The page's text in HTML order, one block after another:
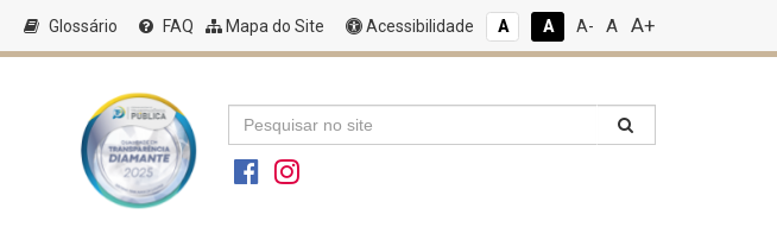
Glossário FAQ Mapa do Site Acessibilidade A A A- A A+